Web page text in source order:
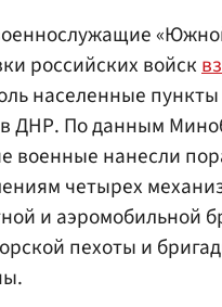
российских войск
населенные
в ДНР. По данным
военные нанесли
четырех
и аэромобильной
пехоты и